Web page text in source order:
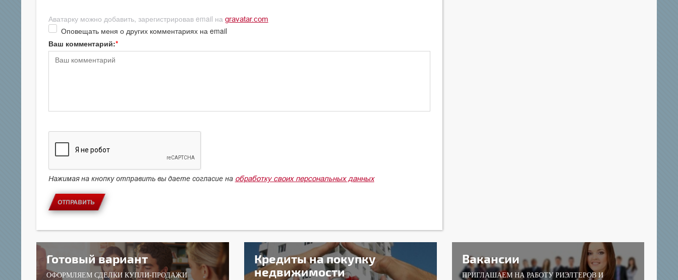
Аватарку можно добавить, зарегистрировав email на gravatar.com
Оповещать меня о других комментариях на email
Ваш комментарий:
Нажимая на кнопку отправить вы даете согласие на обработку своих персональных данных
ОТПРАВИТЬ
Готовый вариант
ОФОРМЛЯЕМ СДЕЛКИ КУПЛИ-ПРОДАЖИ
Кредиты на покупку
недвижимости
Вакансии
ПРИГЛАШАЕМ НА РАБОТУ РИЭЛТЕРОВ И